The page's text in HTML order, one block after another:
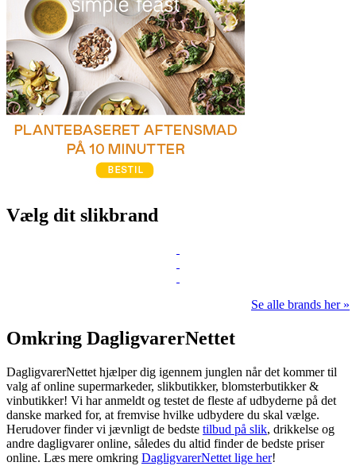
Vælg dit slikbrand
Se alle brands her »
Omkring DagligvarerNettet
DagligvarerNettet hjælper dig igennem junglen når det kommer til
valg af online supermarkeder, slikbutikker, blomsterbutikker &
vinbutikker! Vi har anmeldt og testet de fleste af udbyderne på det
danske marked for, at fremvise hvilke udbydere du skal vælge.
Herudover finder vi jævnligt de bedste tilbud på slik, drikkelse og
andre dagligvarer online, således du altid finder de bedste priser
online. Læs mere omkring DagligvarerNettet lige her!